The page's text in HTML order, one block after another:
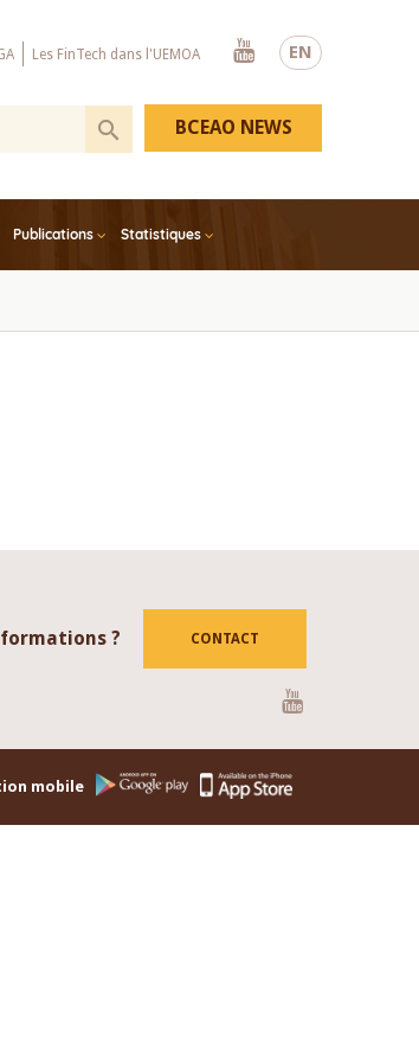
EN
Les FinTech dans l'UEMOA
Youtube
Publications Statistiques
BCEAO NEWS
? CONTACT
mobile